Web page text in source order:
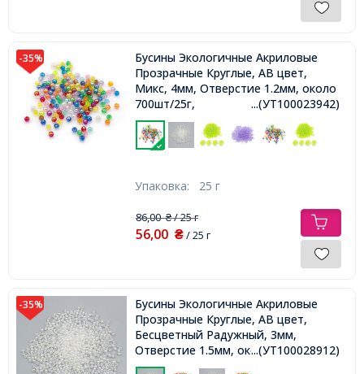
-35%
Бусины Экологичные Акриловые
Прозрачные Круглые, АВ цвет,
Микс, 4мм, Отверстие 1.2мм, около
700шт/25г,
...(УТ100023942)
Упаковка: 25 г
86,00₴/ 25 г
56,00 ₴/ 25 г
-35%
Бусины Экологичные Акриловые
Прозрачные Круглые, АВ цвет,
Бесцветный Радужный, 3мм,
Отверстие 1.5мм, около
2000шт/25г,
...(УТ100028912)